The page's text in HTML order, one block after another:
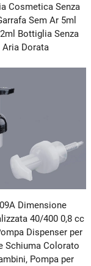
Cosmetica Senza
Sem Ar 5ml
Bottiglia Senza
Aria Dorata
Dimensione
40/400 0,8 cc
Dispenser per
Schiuma Colorato
Pompa per